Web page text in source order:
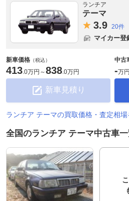
ランチア
テーマ
3.9 20件
マイカー登
新車価格 （税込）
413.0万円 ～838.0万円
新車見積り
中古
-万円
ランチア テーマの買取価格・査定相場
全国のランチア テーマ中古車